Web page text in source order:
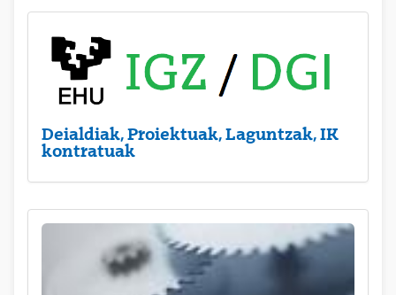
Deialdiak, Proiektuak, Laguntzak, IK
kontratuak